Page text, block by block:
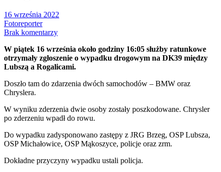
16 września 2022
Fotoreporter
Brak komentarzy
W piątek 16 września około godziny 16:05 służby ratunkowe
otrzymały zgłoszenie o wypadku drogowym na DK39 między
Lubszą a Rogalicami.
Doszło tam do zdarzenia dwóch samochodów – BMW oraz
Chryslera.
W wyniku zderzenia dwie osoby zostały poszkodowane. Chrysler
po zderzeniu wpadł do rowu.
Do wypadku zadysponowano zastępy z JRG Brzeg, OSP Lubsza,
OSP Michałowice, OSP Mąkoszyce, policje oraz zrm.
Dokładne przyczyny wypadku ustali policja.